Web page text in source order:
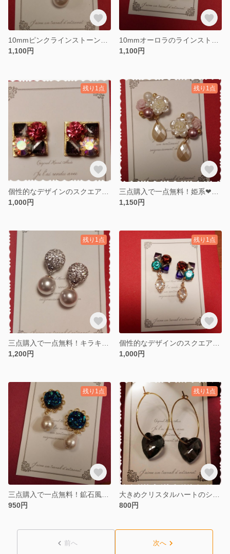
1,100円
1,100円
残り1点
1,000円
残り1点
1,150円
残り1点
1,200円
残り1点
1,000円
残り1点
950円
残り1点
800円
前へ 次へ